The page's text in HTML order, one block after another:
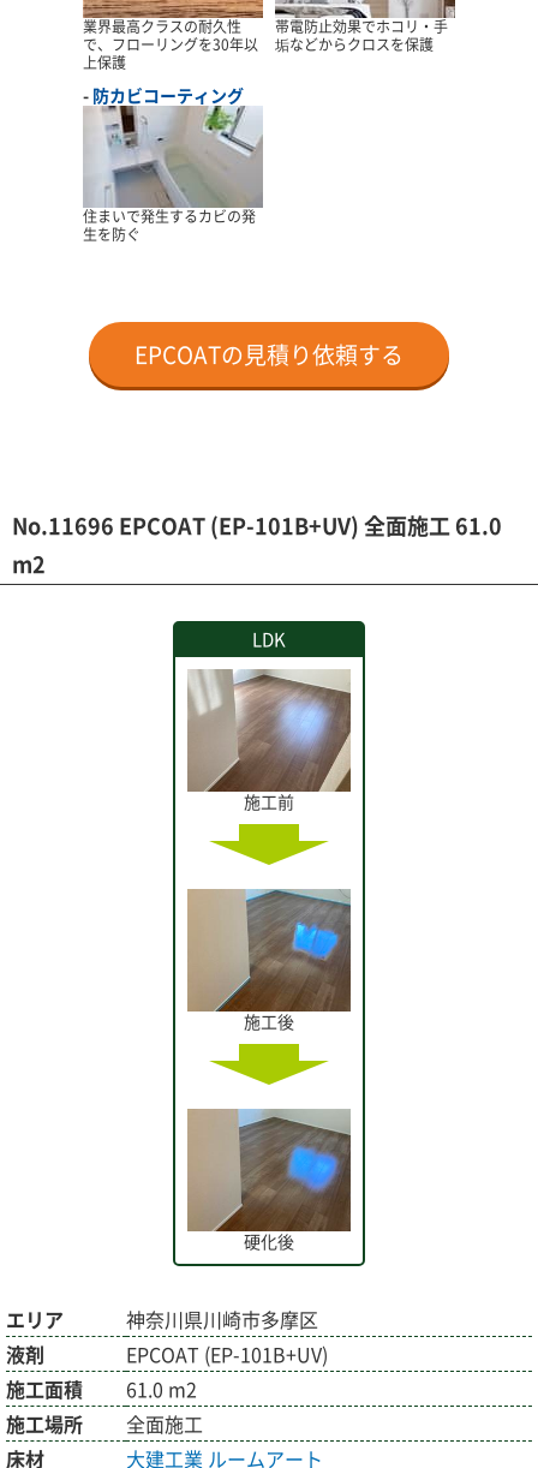
業界最高クラスの耐久性
で、フローリングを30年以
上保護
帯電防止効果でホコリ・手
垢などからクロスを保護
防カビコーティング
住まいで発生するカビの発
生を防ぐ
EPCOATの見積り依頼する
No.11696 EPCOAT (EP-101B+UV) 全面施工 61.0
m2
LDK
施工前
施工後
硬化後
エリア
神奈川県川崎市多摩区
液剤
EPCOAT (EP-101B+UV)
施工面積
61.0 m2
施工場所
全面施工
床材
大建工業 ルームアート